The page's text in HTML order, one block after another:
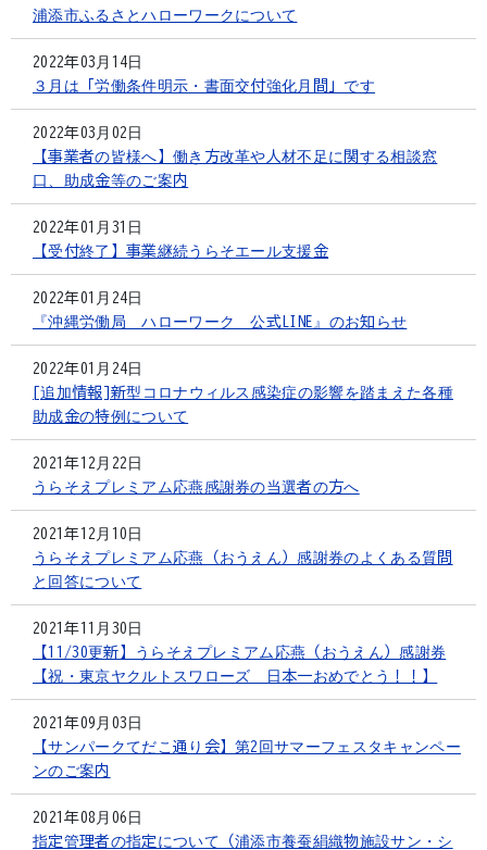
浦添市ふるさとハローワークについて
2022年03月14日
３月は「労働条件明示・書面交付強化月間」です
2022年03月02日
【事業者の皆様へ】働き方改革や人材不足に関する相談窓
口、助成金等のご案内
2022年01月31日
【受付終了】事業継続うらそエール支援金
2022年01月24日
『沖縄労働局 ハローワーク 公式LINE』のお知らせ
2022年01月24日
[追加情報]新型コロナウィルス感染症の影響を踏まえた各種
助成金の特例について
2021年12月22日
うらそえプレミアム応燕感謝券の当選者の方へ
2021年12月10日
うらそえプレミアム応燕（おうえん）感謝券のよくある質問
と回答について
2021年11月30日
【11/30更新】うらそえプレミアム応燕（おうえん）感謝券
【祝・東京ヤクルトスワローズ 日本一おめでとう！！】
2021年09月03日
【サンパークてだこ通り会】第2回サマーフェスタキャンペー
ンのご案内
2021年08月06日
指定管理者の指定について（浦添市養蚕絹織物施設サン・シ